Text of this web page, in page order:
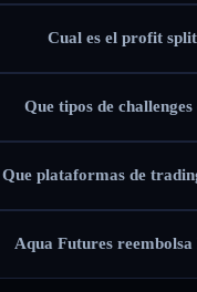
Cual es el profit
Que tipos de
Que plataformas de
Aqua Futures